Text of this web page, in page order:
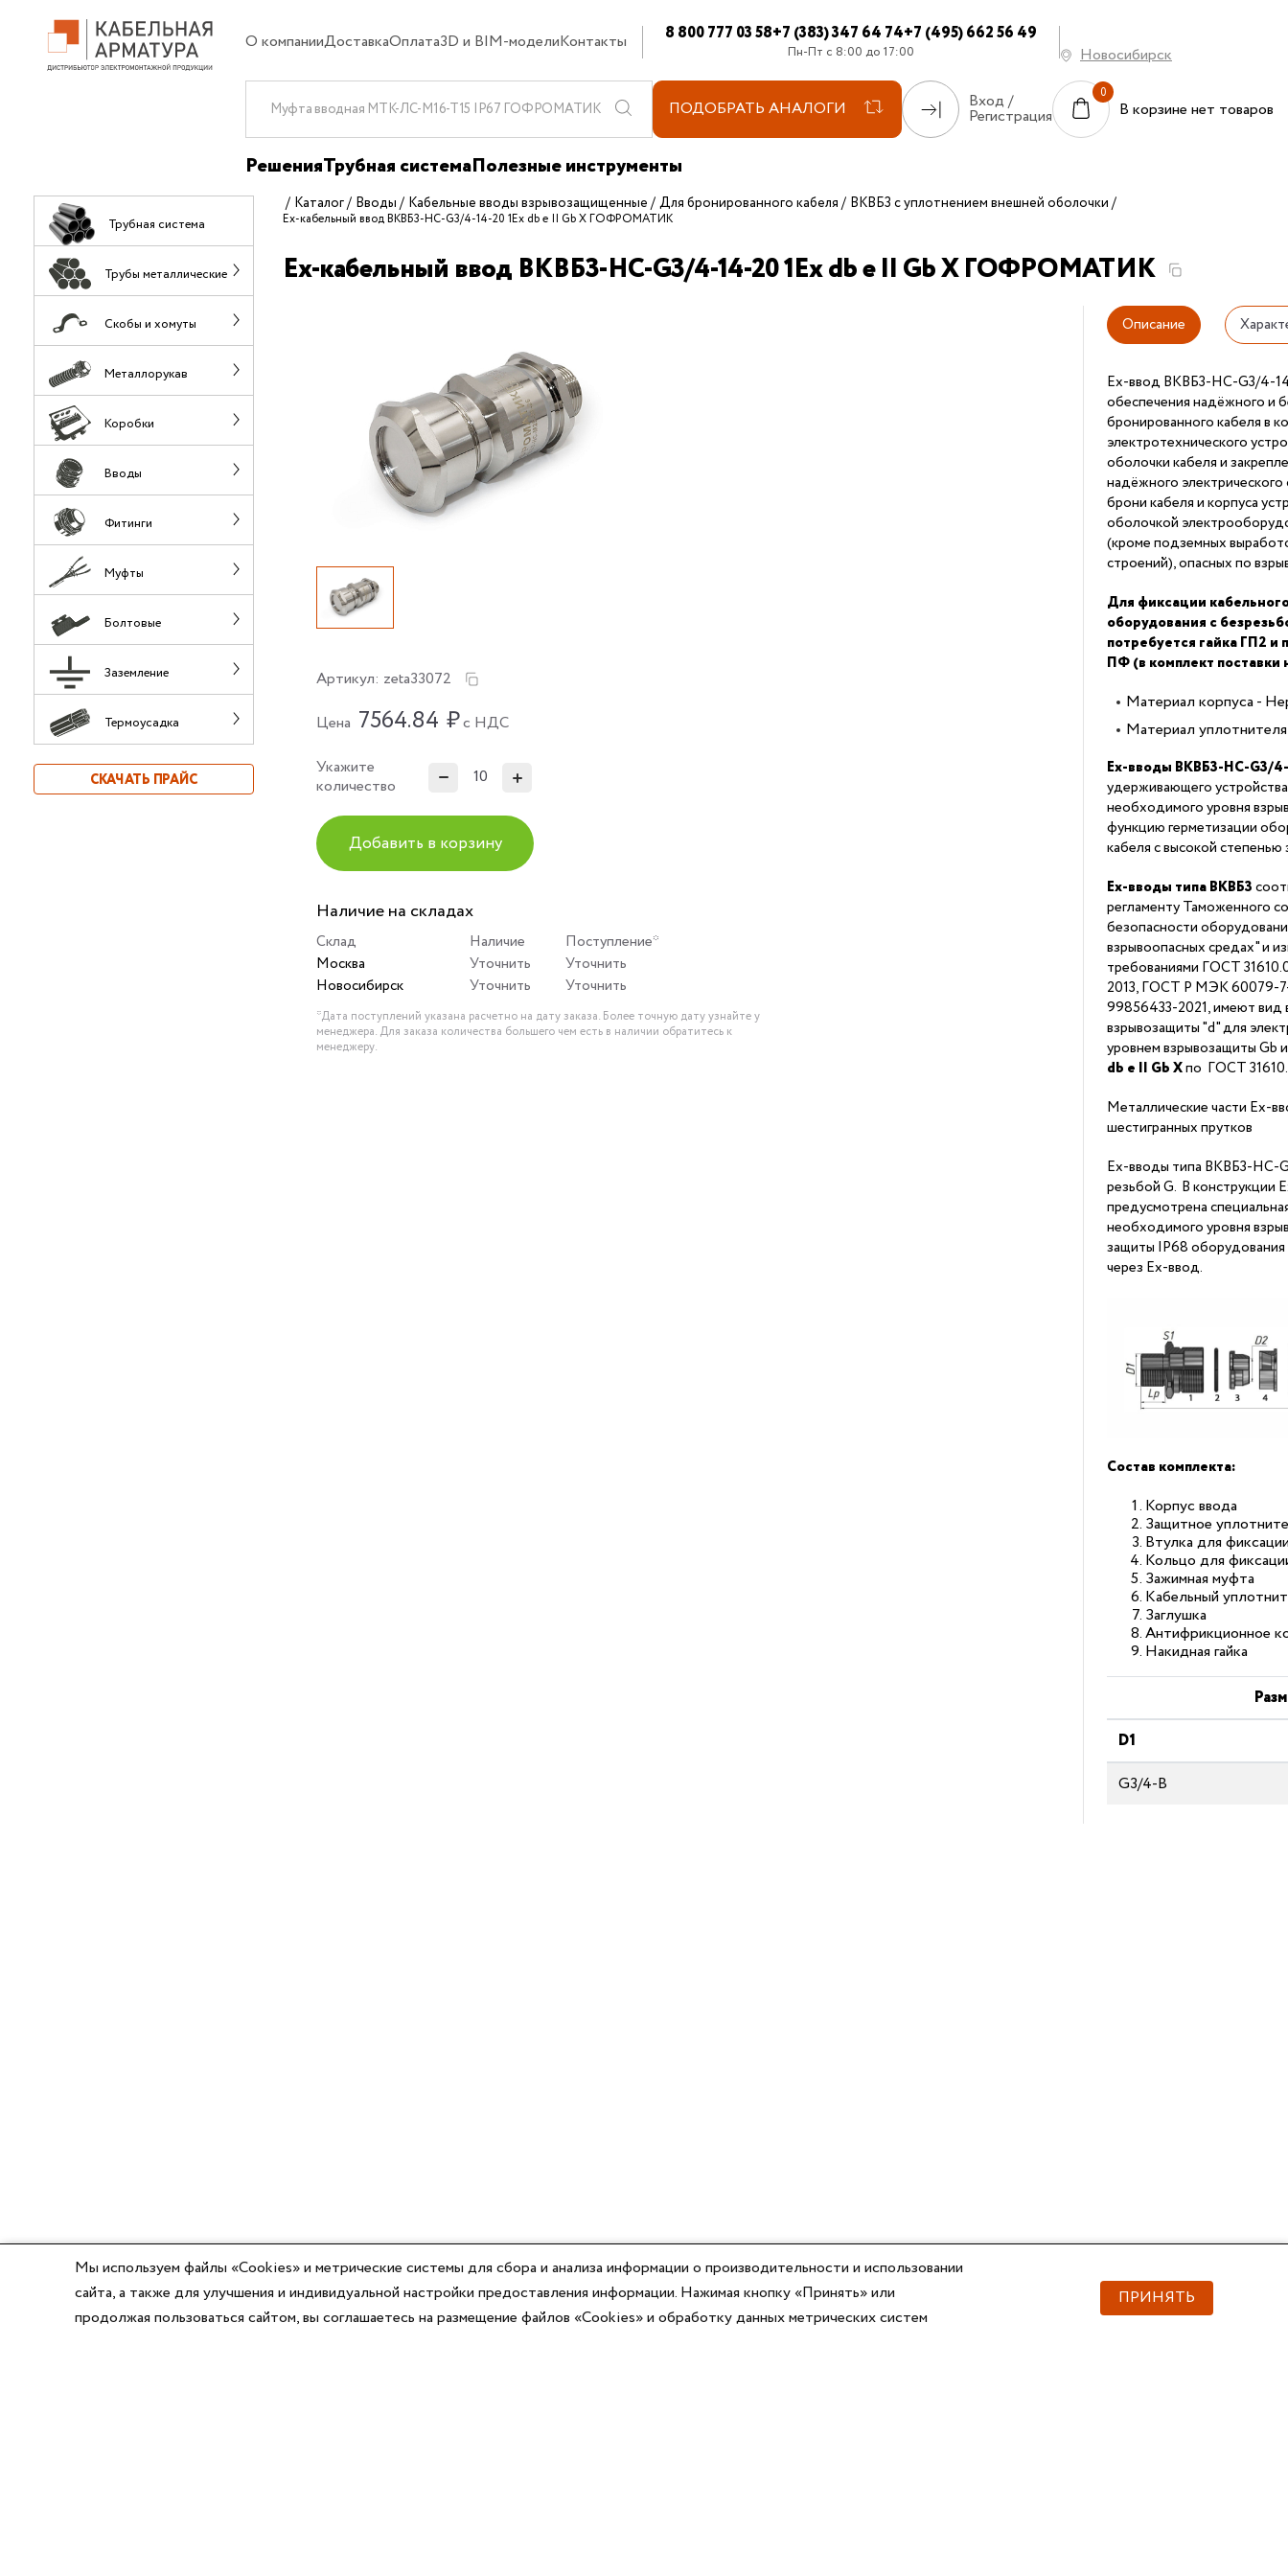
О компанииДоставкаОплата3D и BIM-моделиКонтакты 8 800 777 03 58+7 (383) 347 64 74+7 (495) 662 56 49
Пн-Пт с 8:00 до 17:00 Новосибирск
ПОДОБРАТЬ АНАЛОГИ Вход /
Регистрация В корзине нет товаров
РешенияТрубная системаПолезные инструменты
Трубная система
Трубы металлические
Скобы и хомуты
Металлорукав
Коробки
Вводы
Фитинги
Муфты
Болтовые
Заземление
Термоусадка
СКАЧАТЬ ПРАЙС
Каталог Вводы Кабельные вводы взрывозащищенные Для бронированного кабеля ВКВБ3 с уплотнением внешней оболочки
Ех-кабельный ввод ВКВБ3-НС-G3/4-14-20 1Ex db e II Gb X ГОФРОМАТИК
Ех-кабельный ввод ВКВБ3-НС-G3/4-14-20 1Ex db e II Gb X ГОФРОМАТИК
Артикул: zeta33072
Цена 7564.84 ₽с НДС
Укажите
количество
Добавить в корзину
Наличие на складах
Склад Наличие
Поступление*
Москва
Уточнить
Уточнить
Новосибирск
Уточнить Уточнить
*Дата поступлений указана расчетно на дату заказа. Более точную дату узнайте у
менеджера. Для заказа количества большего чем есть в наличии обратитесь к
менеджеру.
Описание
Ех-ввод ВКВБ3-НС-G3/4-
обеспечения надёжного и
бронированного кабеля в
электротехнического
оболочки кабеля и
надёжного
брони кабеля и корпуса
оболочкой
(кроме подземных
строений), опасных по
Для фиксации
оборудования с
потребуется гайка ГП2 и
ПФ (в комплект поставки
Материал корпуса -
Материал
Ex-вводы ВКВБ3-НС-G3/
удерживающего
необходимого уровня
функцию герметизации
кабеля с высокой
Ex-вводы типа ВКВБ3
регламенту Таможенного
безопасности
взрывоопасных средах" и
требованиями ГОСТ
2013, ГОСТ Р МЭК 60079-
99856433-2021, имеют вид
взрывозащиты "d" для
уровнем взрывозащиты Gb
db е II Gb Xпо ГОСТ
Металлические части Ex-
шестигранных прутков
Ex-вводы типа ВКВБ3-НС-
резьбой G. В конструкции
предусмотрена
необходимого уровня
защиты IP68
через Ex-ввод.
Состав комплекта:
Корпус ввода
Защитное
Втулка для
Кольцо для
Зажимная муфта
Кабельный
Заглушка
Антифрикционное
Накидная гайка
D1
G3/4-В
Мы используем файлы «Cookies» и метрические системы для сбора и анализа информации о производительности и использовании
сайта, а также для улучшения и индивидуальной настройки предоставления информации. Нажимая кнопку «Принять» или
продолжая пользоваться сайтом, вы соглашаетесь на размещение файлов «Cookies» и обработку данных метрических систем
ПРИНЯТЬ